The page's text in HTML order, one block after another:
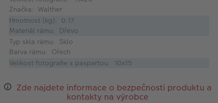
Značka: Walther
Hmotnost (kg): 0.17
Materiál rámu: Dřevo
Typ skla rámu: Sklo
Barva rámu: Ořech
Velikost fotografie s paspartou: 10x15
Zde najdete informace o bezpečnosti produktu a
kontakty na výrobce